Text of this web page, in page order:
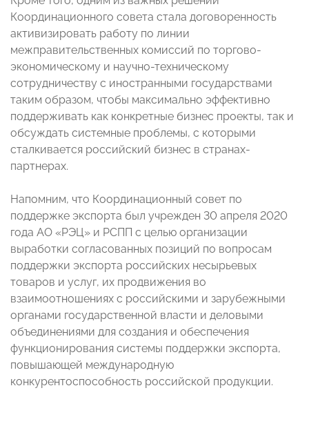
Координационного совета стала договоренность
активизировать работу по линии
межправительственных комиссий по торгово-
экономическому и научно-техническому
сотрудничеству с иностранными государствами
таким образом, чтобы максимально эффективно
поддерживать как конкретные бизнес проекты, так и
обсуждать системные проблемы, с которыми
сталкивается российский бизнес в странах-
партнерах.
Напомним, что Координационный совет по
поддержке экспорта был учрежден 30 апреля 2020
года АО «РЭЦ» и РСПП с целью организации
выработки согласованных позиций по вопросам
поддержки экспорта российских несырьевых
товаров и услуг, их продвижения во
взаимоотношениях с российскими и зарубежными
органами государственной власти и деловыми
объединениями для создания и обеспечения
функционирования системы поддержки экспорта,
повышающей международную
конкурентоспособность российской продукции.